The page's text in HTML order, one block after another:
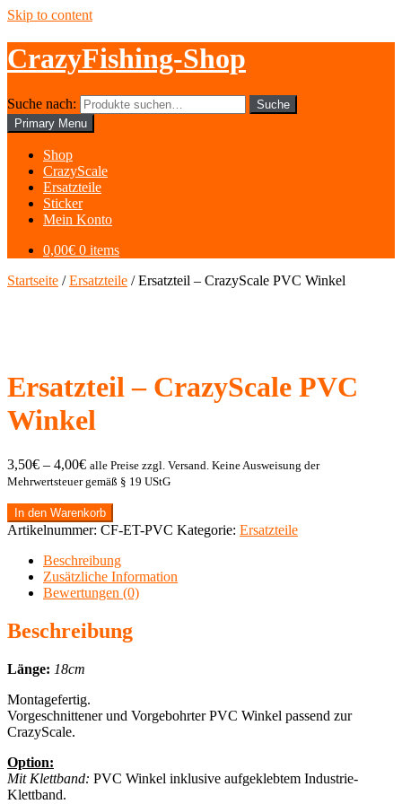
Skip to content
CrazyFishing-Shop
Suche nach:
Suche
Primary Menu
Shop
CrazyScale
Ersatzteile
Sticker
Mein Konto
0,00€ 0 items
Startseite /Ersatzteile / Ersatzteil – CrazyScale PVC Winkel
Ersatzteil – CrazyScale PVC
Winkel
3,50€ – 4,00€ alle Preise zzgl. Versand. Keine Ausweisung der
Mehrwertsteuer gemäß § 19 UStG
In den Warenkorb
Artikelnummer: CF-ET-PVC Kategorie: Ersatzteile
Beschreibung
Zusätzliche Information
Bewertungen (0)
Beschreibung
Länge: 18cm
Montagefertig.
Vorgeschnittener und Vorgebohrter PVC Winkel passend zur
CrazyScale.
Option:
Mit Klettband: PVC Winkel inklusive aufgeklebtem Industrie-
Klettband.